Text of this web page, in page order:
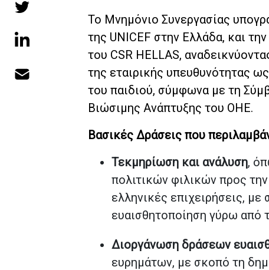
Το Μνημόνιο Συνεργασίας
της UNICEF στην Ελλάδα, και την
του CSR HELLAS,
της εταιρικής υπευθυνότητας
του παιδιού, σύμφωνα με τη
Βιώσιμης Ανάπτυξης του ΟΗΕ.
Βασικές Δράσεις που
Τεκμηρίωση και ανάλυση,
πολιτικών φιλικών προς
ελληνικές επιχειρήσεις,
ευαισθητοποίηση γύρω από
Διοργάνωση δράσεων
ευρημάτων, με σκοπό τη